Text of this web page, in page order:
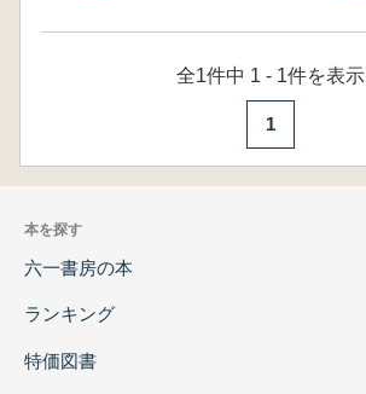
全1件中 1 - 1件を表示
1
本を探す
六一書房の本
ランキング
特価図書